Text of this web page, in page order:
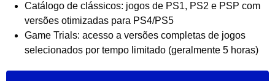
Catálogo de clássicos: jogos de PS1, PS2 e PSP com
versões otimizadas para PS4/PS5
Game Trials: acesso a versões completas de jogos
selecionados por tempo limitado (geralmente 5 horas)